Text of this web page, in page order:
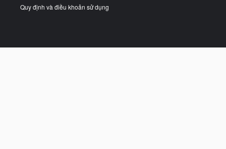
Quy định và điều khoản sử dụng